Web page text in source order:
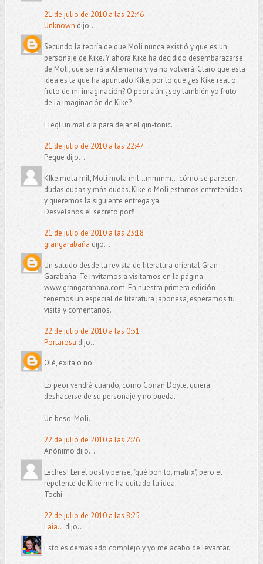
21 de julio de 2010 a las 22:46
Unknown dijo...
Secundo la teoría de que Moli nunca existió y que es un
personaje de Kike. Y ahora Kike ha decidido desembarazarse
de Moli, que se irá a Alemania y ya no volverá. Claro que esta
idea es la que ha apuntado Kike, por lo que ¿es Kike real o
fruto de mi imaginación? O peor aún ¿soy también yo fruto
de la imaginación de Kike?
Elegí un mal día para dejar el gin-tonic.
21 de julio de 2010 a las 22:47
Peque dijo...
KIke mola mil, Moli mola mil...mmmm... cómo se parecen,
dudas dudas y más dudas. Kike o Moli estamos entretenidos
y queremos la siguiente entrega ya.
Desvelanos el secreto porfi.
21 de julio de 2010 a las 23:18
grangarabaña dijo...
Un saludo desde la revista de literatura oriental Gran
Garabaña. Te invitamos a visitarnos en la página
www.grangarabana.com. En nuestra primera edición
tenemos un especial de literatura japonesa, esperamos tu
visita y comentarios.
22 de julio de 2010 a las 0:51
Portarosa dijo...
Olé, exita o no.
Lo peor vendrá cuando, como Conan Doyle, quiera
deshacerse de su personaje y no pueda.
Un beso, Moli.
22 de julio de 2010 a las 2:26
Anónimo dijo...
Leches! Lei el post y pensé, "qué bonito, matrix", pero el
repelente de Kike me ha quitado la idea.
Tochi
22 de julio de 2010 a las 8:25
Laia...dijo...
Esto es demasiado complejo y yo me acabo de levantar.